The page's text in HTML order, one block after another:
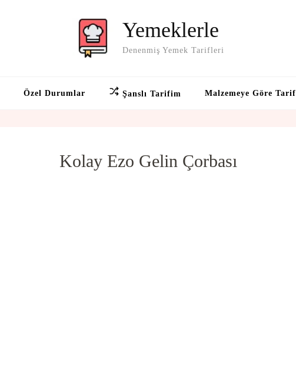
Yemeklerle
Denenmiş Yemek Tarifleri
Özel Durumlar Şanslı Tarifim Malzemeye Göre Tarif
Kolay Ezo Gelin Çorbası